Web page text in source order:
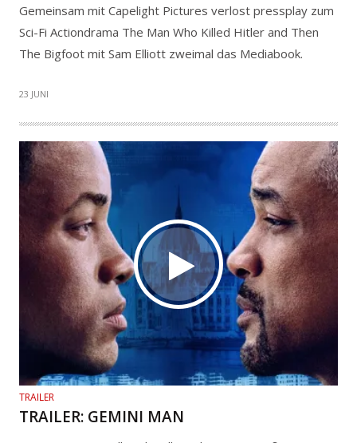
Gemeinsam mit Capelight Pictures verlost pressplay zum
Sci-Fi Actiondrama The Man Who Killed Hitler and Then
The Bigfoot mit Sam Elliott zweimal das Mediabook.
23 JUNI
TRAILER
TRAILER: GEMINI MAN